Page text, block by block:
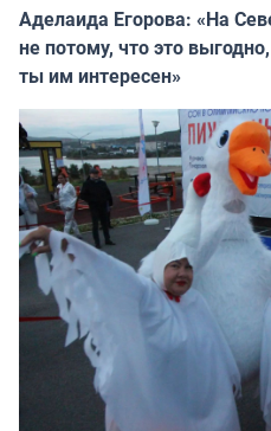
Аделаида Егорова: «На
не потому, что это
ты им интересен»